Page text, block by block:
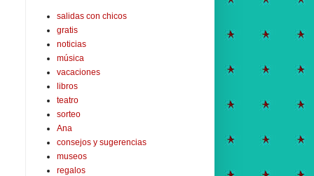
salidas con chicos
gratis
noticias
música
vacaciones
libros
teatro
sorteo
Ana
consejos y sugerencias
museos
regalos